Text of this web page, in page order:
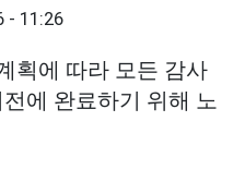
- 11:26
획에 따라 모든 감사
에 완료하기 위해 노